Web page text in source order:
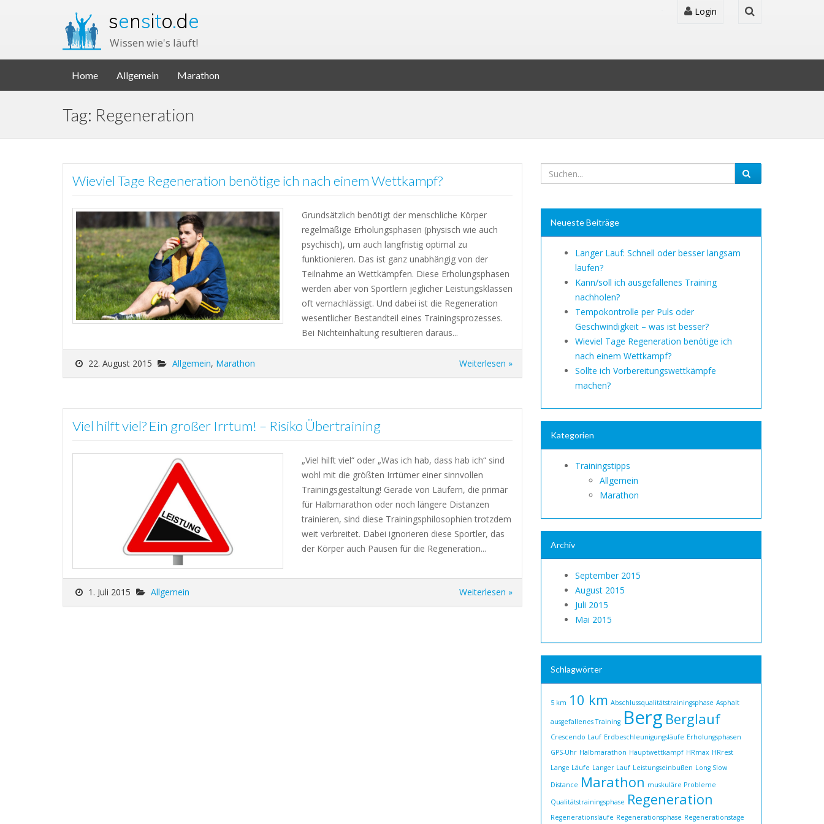
sensito.de
Wissen wie's läuft!
Login
Home Allgemein Marathon
Tag: Regeneration
Wieviel Tage Regeneration benötige ich nach einem Wettkampf?
Grundsätzlich benötigt der menschliche Körper
regelmäßige Erholungsphasen (physisch wie auch
psychisch), um auch langfristig optimal zu
funktionieren. Das ist ganz unabhängig von der
Teilnahme an Wettkämpfen. Diese Erholungsphasen
werden aber von Sportlern jeglicher Leistungsklassen
oft vernachlässigt. Und dabei ist die Regeneration
wesentlicher Bestandteil eines Trainingsprozesses.
Bei Nichteinhaltung resultieren daraus...
22. August 2015 Allgemein, Marathon Weiterlesen »
Viel hilft viel? Ein großer Irrtum! – Risiko Übertraining
„Viel hilft viel“ oder „Was ich hab, dass hab ich“ sind
wohl mit die größten Irrtümer einer sinnvollen
Trainingsgestaltung! Gerade von Läufern, die primär
für Halbmarathon oder noch längere Distanzen
trainieren, sind diese Trainingsphilosophien trotzdem
weit verbreitet. Dabei ignorieren diese Sportler, das
der Körper auch Pausen für die Regeneration...
1. Juli 2015 Allgemein Weiterlesen »
Neueste Beiträge
Langer Lauf: Schnell oder besser langsam
laufen?
Kann/soll ich ausgefallenes Training
nachholen?
Tempokontrolle per Puls oder
Geschwindigkeit – was ist besser?
Wieviel Tage Regeneration benötige ich
nach einem Wettkampf?
Sollte ich Vorbereitungswettkämpfe
machen?
Kategorien
Trainingstipps
Allgemein
Marathon
Archiv
September 2015
August 2015
Juli 2015
Mai 2015
Schlagwörter
5 km 10 km Abschlussqualitätstrainingsphase Asphalt
ausgefallenes Training Berg Berglauf
Crescendo Lauf Erdbeschleunigungsläufe Erholungsphasen
GPS-Uhr Halbmarathon Hauptwettkampf HRmax HRrest
Lange Läufe Langer Lauf Leistungseinbußen Long Slow
Distance Marathon muskuläre Probleme
Qualitätstrainingsphase Regeneration
Regenerationsläufe Regenerationsphase Regenerationstage